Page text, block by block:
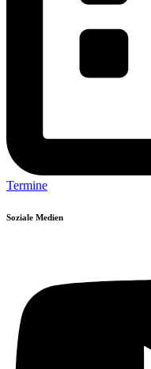
Termine
Soziale Medien